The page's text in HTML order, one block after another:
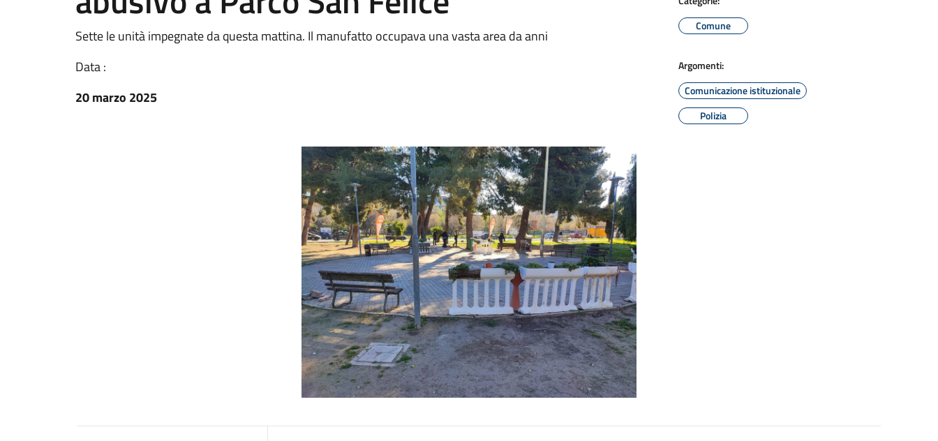
Sette le unità impegnate da questa mattina. Il manufatto occupava una vasta area da anni
Data :
20 marzo 2025
Comune
Argomenti:
Comunicazione istituzionale
Polizia